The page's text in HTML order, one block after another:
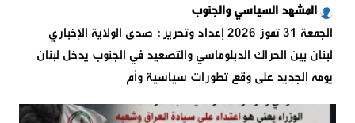
المشهد السياسي والجنوب
الجمعة 31 تموز 2026 إعداد وتحرير: صدى الولاية الإخباري
لبنان بين الحراك الدبلوماسي والتصعيد في الجنوب يدخل لبنان
يومه الجديد على وقع تطورات سياسية وأم